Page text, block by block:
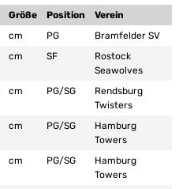
Größe Position
Verein
cm PG
Bramfelder SV
cm SF
Rostock
Seawolves
cm PG/SG
Rendsburg
Twisters
cm PG/SG
Hamburg
Towers
cm PG/SG
Hamburg
Towers